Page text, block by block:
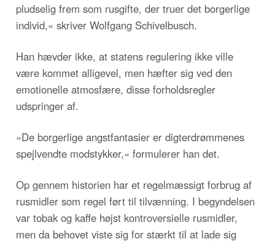
pludselig frem som rusgifte, der truer det borgerlige
individ,« skriver Wolfgang Schivelbusch.
Han hævder ikke, at statens regulering ikke ville
være kommet alligevel, men hæfter sig ved den
emotionelle atmosfære, disse forholdsregler
udspringer af.
»De borgerlige angstfantasier er digterdrømmenes
spejlvendte modstykker,« formulerer han det.
Op gennem historien har et regelmæssigt forbrug af
rusmidler som regel ført til tilvænning. I begyndelsen
var tobak og kaffe højst kontroversielle rusmidler,
men da behovet viste sig for stærkt til at lade sig